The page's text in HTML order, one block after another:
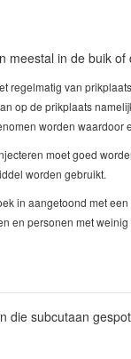
meestal in de buik of
regelmatig van
op de prikplaats
worden waardoor
moet goed
worden gebruikt.
in aangetoond met
en personen met
die subcutaan